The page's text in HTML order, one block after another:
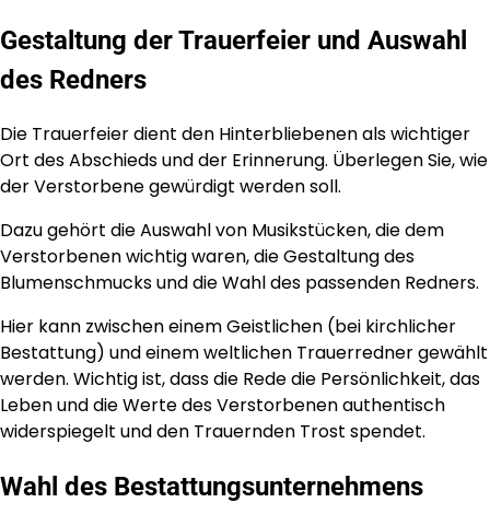
Gestaltung der Trauerfeier und Auswahl
des Redners
Die Trauerfeier dient den Hinterbliebenen als wichtiger
Ort des Abschieds und der Erinnerung. Überlegen Sie, wie
der Verstorbene gewürdigt werden soll.
Dazu gehört die Auswahl von Musikstücken, die dem
Verstorbenen wichtig waren, die Gestaltung des
Blumenschmucks und die Wahl des passenden Redners.
Hier kann zwischen einem Geistlichen (bei kirchlicher
Bestattung) und einem weltlichen Trauerredner gewählt
werden. Wichtig ist, dass die Rede die Persönlichkeit, das
Leben und die Werte des Verstorbenen authentisch
widerspiegelt und den Trauernden Trost spendet.
Wahl des Bestattungsunternehmens